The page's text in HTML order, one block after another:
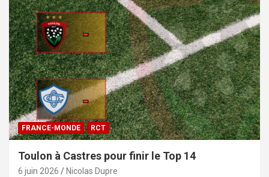
FRANCE-MONDE RCT
Toulon à Castres pour finir le Top 14
6 juin 2026 Nicolas Dupre